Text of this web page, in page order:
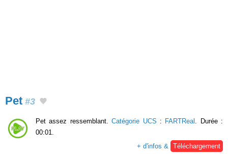
Pet #3
Pet assez ressemblant.Catégorie UCS : FARTReal . Durée :
00:01.
+ d'infos & Téléchargement